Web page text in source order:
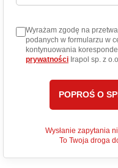
Wyrażam zgodę na
podanych w formularzu w
kontynuowania
prywatności Irapol sp. z o.o.
Wysłanie zapytania
To Twoja droga